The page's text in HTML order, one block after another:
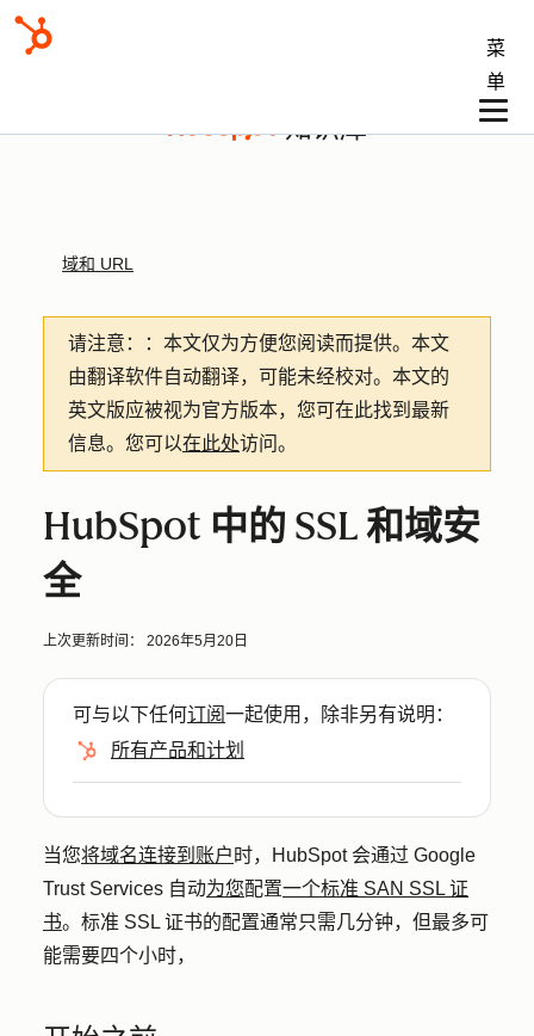
菜
单
知识库
域和 URL
请注意： ：本文仅为方便您阅读而提供。 本文
由翻译软件自动翻译，可能未经校对。本文的
英文版应被视为官方版本，您可在此找到最新
信息。您可以在此处访问。
HubSpot 中的 SSL 和域安
全
上次更新时间： 2026年5月20日
可与以下任何订阅一起使用，除非另有说明：
所有产品和计划
当您将域名连接到账户 时，HubSpot 会通过 Google
Trust Services 自动为您配置一个标准 SAN SSL 证
书。标准 SSL 证书的配置通常只需几分钟，但最多可
能需要四个小时，